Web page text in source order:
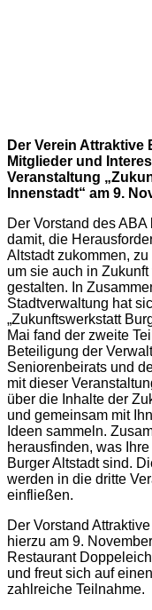
Der Verein Attraktive
Mitglieder und
Veranstaltung
Innenstadt“ am 9.
Der Vorstand des
damit, die
Altstadt zukommen,
um sie auch in
gestalten. In
Stadtverwaltung hat
„Zukunftswerkstatt
Mai fand der zweite
Beteiligung der
Seniorenbeirats und
mit dieser
über die Inhalte der
und gemeinsam mit
Ideen sammeln.
herausfinden, was
Burger Altstadt sind.
werden in die dritte
einfließen.
Der Vorstand
hierzu am 9.
Restaurant
und freut sich auf
zahlreiche Teilnahme.